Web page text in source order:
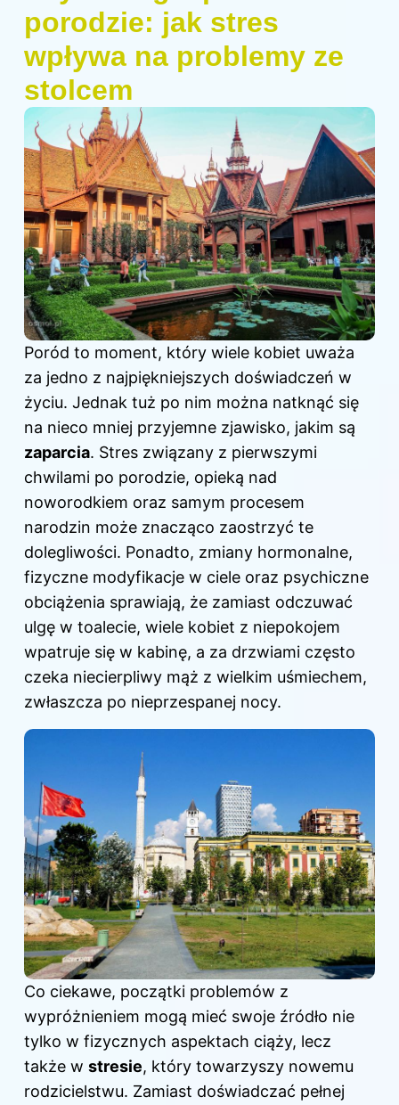
porodzie: jak stres
wpływa na problemy ze
stolcem
Poród to moment, który wiele kobiet uważa
za jedno z najpiękniejszych doświadczeń w
życiu. Jednak tuż po nim można natknąć się
na nieco mniej przyjemne zjawisko, jakim są
zaparcia. Stres związany z pierwszymi
chwilami po porodzie, opieką nad
noworodkiem oraz samym procesem
narodzin może znacząco zaostrzyć te
dolegliwości. Ponadto, zmiany hormonalne,
fizyczne modyfikacje w ciele oraz psychiczne
obciążenia sprawiają, że zamiast odczuwać
ulgę w toalecie, wiele kobiet z niepokojem
wpatruje się w kabinę, a za drzwiami często
czeka niecierpliwy mąż z wielkim uśmiechem,
zwłaszcza po nieprzespanej nocy.
Co ciekawe, początki problemów z
wypróżnieniem mogą mieć swoje źródło nie
tylko w fizycznych aspektach ciąży, lecz
także w stresie, który towarzyszy nowemu
rodzicielstwu. Zamiast doświadczać pełnej